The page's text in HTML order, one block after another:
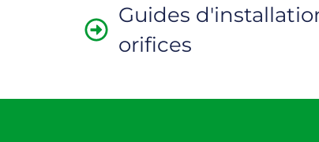
Guides
orifices